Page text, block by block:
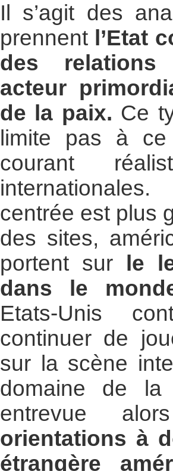
Il s’agit des
prennent l’Etat
des relations
acteur
de la paix. Ce
limite pas à
courant
centrée est plus
des sites,
portent sur
le
dans le
Etats-Unis
continuer de
sur la scène
domaine de
entrevue
orientations à
étrangère